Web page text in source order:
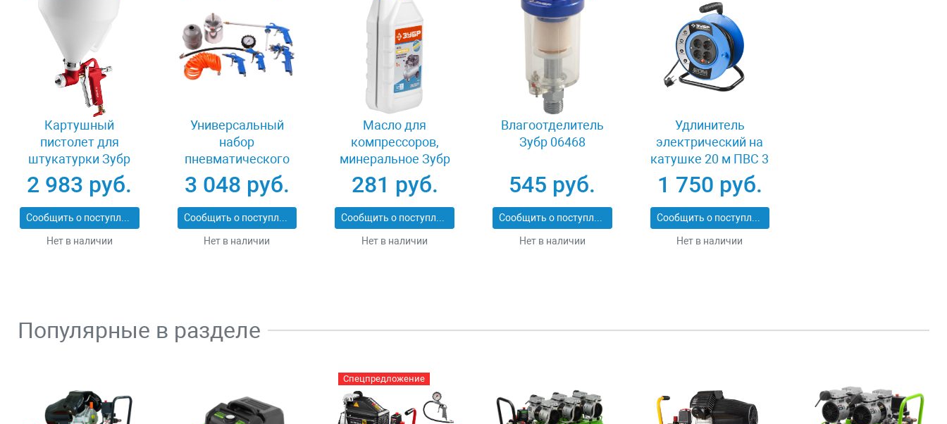
Картушный
пистолет для
штукатурки Зубр
МАСТЕР МКП 600
06466
2 983 руб.
Сообщить о поступлении
Нет в наличии
Универсальный
набор
пневматического
инструмента 5
предметов Зубр
06458-H5
3 048 руб.
Сообщить о поступлении
Нет в наличии
Масло для
компрессоров,
минеральное Зубр
ПНЕВМО-СТАНДАРТ
ЗМК-ПС
281 руб.
Сообщить о поступлении
Нет в наличии
Влагоотделитель
Зубр 06468
545 руб.
Сообщить о поступлении
Нет в наличии
Удлинитель
электрический на
катушке 20 м ПВС 3
х 1кв мм 4 гнезда
Зубр
ПРОФЕССИОНАЛ
55082-20
1 750 руб.
Сообщить о поступлении
Нет в наличии
Популярные в разделе
Спецпредложение